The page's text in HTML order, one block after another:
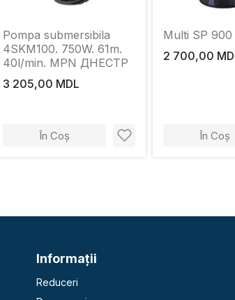
Pompa submersibila
4SKM100. 750W. 61m.
40l/min. MPN ДНЕСТР
3 205,00 MDL
În Coș
Multi SP 900
2 700,00
În Coș
Informaţii
Reduceri